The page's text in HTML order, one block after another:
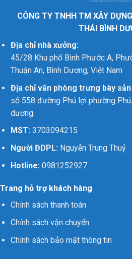
CÔNG TY TNHH TM XÂY
THÁI BÌNH
Địa chỉ nhà xưởng:
45/28 Khu phố Bình Phước A,
Thuận An, Bình Dương, Việt Nam
Địa chỉ văn phòng trưng bày sản
số 558 đường Phú lợi phường
dương.
MST:3703094215
Người ĐDPL:Nguyễn Trung Thuỷ
Hotline: 0981252927
Trang hỗ trợ khách hàng
Chính sách thanh toán
Chính sách vận chuyển
Chính sách bảo mật thông tin